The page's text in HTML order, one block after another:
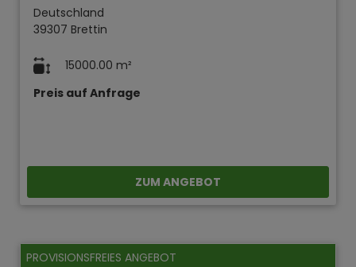
Deutschland
39307 Brettin
15000.00 m²
Preis auf Anfrage
ZUM ANGEBOT
PROVISIONSFREIES ANGEBOT